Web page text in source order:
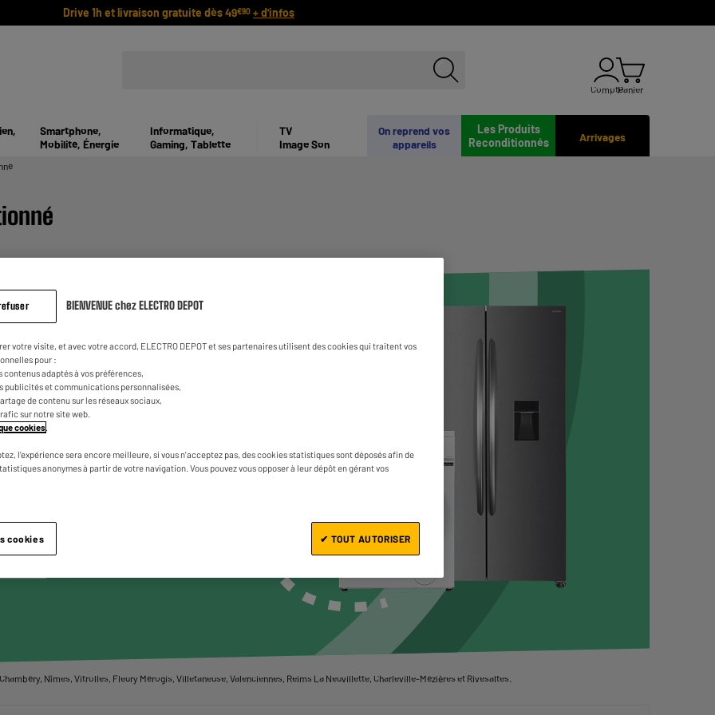
Drive 1h et livraison gratuite dès 49€90 + d'infos
ComptePanier
Arrivages
Les Produits
Reconditionnés
On reprend vos
appareils
Smartphone,
Mobilité, Énergie
Informatique,
Gaming, Tablette
TV
Image Son
les produits
ville
Nîmes, Vitrolles, Fleury Mérogis, Villetaneuse, Valenciennes, Reims La Neuvillette, Charleville-Mézières et Rivesaltes.
BIENVENUE chez ELECTRO DEPOT
votre visite, et avec votre accord, ELECTRO DEPOT et ses partenaires utilisent des cookies qui traitent vos
pour :
contenus adaptés à vos préférences,
publicités et communications personnalisées,
de contenu sur les réseaux sociaux,
sur notre site web.
cookies
l'expérience sera encore meilleure, si vous n'acceptez pas, des cookies statistiques sont déposés afin de
anonymes à partir de votre navigation. Vous pouvez vous opposer à leur dépôt en gérant vos
cookies ✔ TOUT AUTORISER